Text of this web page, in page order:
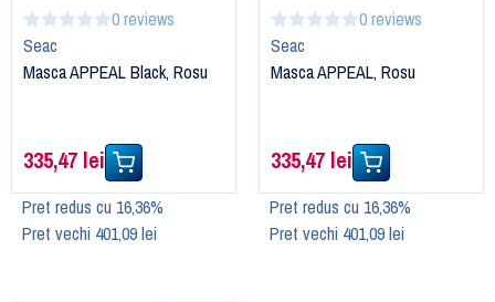
0 reviews
Seac
Masca APPEAL Black, Rosu
335,47 lei
Pret redus cu 16,36%
Pret vechi 401,09 lei
0 reviews
Seac
Masca APPEAL, Rosu
335,47 lei
Pret redus cu 16,36%
Pret vechi 401,09 lei